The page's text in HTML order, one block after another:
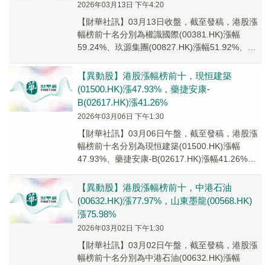
2026年03月13日 下午4:20
【財華社訊】03月13日收盤，截至發稿，港股漲
幅榜前十名分別為權識國際(00381.HK)漲幅
59.24%、玖源集團(00827.HK)漲幅51.92%、邁
【異動股】港股漲幅榜前十，現恒建築
(01500.HK)漲47.93%，藥捷安康-
B(02617.HK)漲41.26%
2026年03月06日 下午1:30
【財華社訊】03月06日午盤，截至發稿，港股漲
幅榜前十名分別為現恒建築(01500.HK)漲幅
47.93%、藥捷安康-B(02617.HK)漲幅41.26%、
【異動股】港股漲幅榜前十，中港石油
(00632.HK)漲77.97%，山東墨龍(00568.HK)
漲75.98%
2026年03月02日 下午1:30
【財華社訊】03月02日午盤，截至發稿，港股漲
幅榜前十名分別為中港石油(00632.HK)漲幅